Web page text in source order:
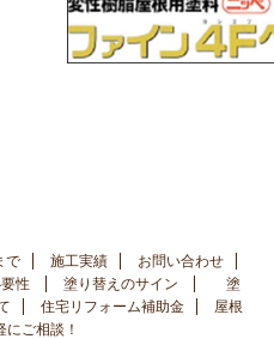
で 施工実績
お問い合わせ
性 塗り替えのサイン
塗
住宅リフォーム補助金
屋根
にご相談！